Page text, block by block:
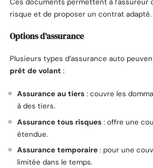
risque et de proposer un contrat adapté.
Options d’assurance
Plusieurs types d’assurance auto
prêt de volant :
Assurance au tiers : couvre les
à des tiers.
Assurance tous risques : offre une
étendue.
Assurance temporaire : pour une
limitée dans le temps.